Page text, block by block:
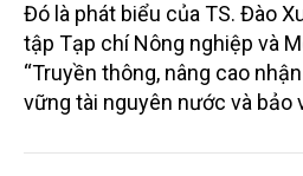
Đó là phát biểu của TS. Đào
tập Tạp chí Nông nghiệp và
“Truyền thông, nâng cao
vững tài nguyên nước và bảo
trường phối hợp với Sở Nông